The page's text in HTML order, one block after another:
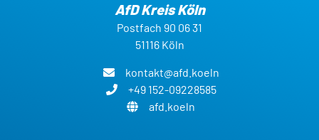
AfD Kreis Köln
Postfach 90 06 31
51116 Köln
kontakt@afd.koeln
+49 152-09228585
afd.koeln